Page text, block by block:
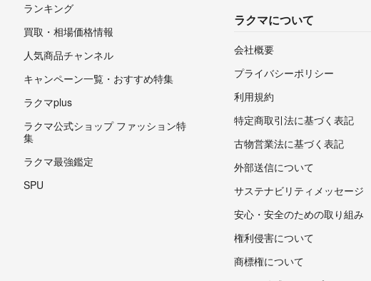
ランキング
買取・相場価格情報
人気商品チャンネル
キャンペーン一覧・おすすめ特集
ラクマplus
ラクマ公式ショップ ファッション特
集
ラクマ最強鑑定
SPU
ラクマについて
会社概要
プライバシーポリシー
利用規約
特定商取引法に基づく表記
古物営業法に基づく表記
外部送信について
サステナビリティメッセージ
安心・安全のための取り組み
権利侵害について
商標権について